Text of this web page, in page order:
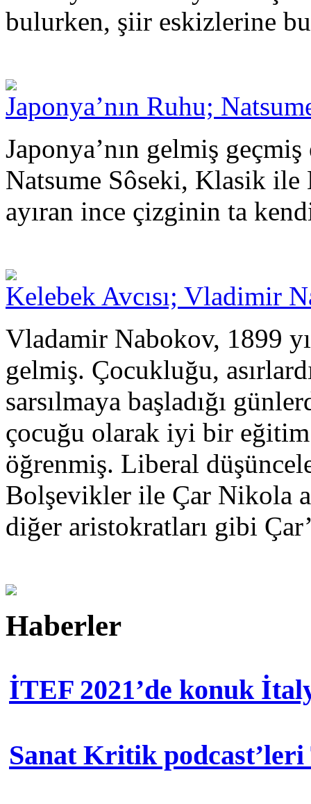
bulurken, şiir eskizlerine bu
Japonya’nın Ruhu;
Japonya’nın gelmiş
Natsume Sôseki, Klasik ile
ayıran ince çizginin ta
Kelebek Avcısı; Vladimir
Vladamir Nabokov, 1899
gelmiş. Çocukluğu,
sarsılmaya başladığı
çocuğu olarak iyi bir
öğrenmiş. Liberal
Bolşevikler ile Çar Nikola
diğer aristokratları gibi
Haberler
İTEF 2021’de konuk
Sanat Kritik podcast’leri